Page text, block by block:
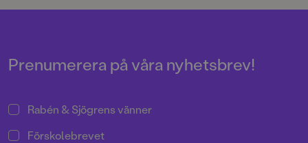
Monstersson skapar en
om Ebba, Boris och de andra att
läser.
Prenumerera på våra nyhetsbrev!
Rabén & Sjögrens vänner
Förskolebrevet